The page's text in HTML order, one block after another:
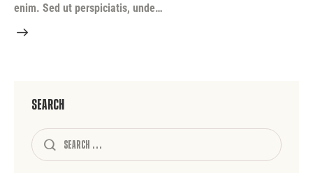
enim. Sed ut perspiciatis, unde…
Search